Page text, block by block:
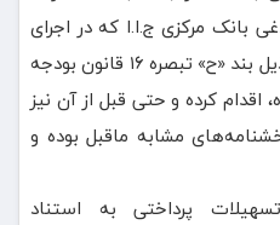
بانک مرکزی ج.ا.ا که در اجرای
تکالیف مقرر در جزء‌های ۳ و۴ ذیل بند «ح» تبصره ۱۶ قانون بودجه
اقدام کرده و حتی قبل از آن نیز
مشابه ماقبل بوده و
پرداختی به استناد